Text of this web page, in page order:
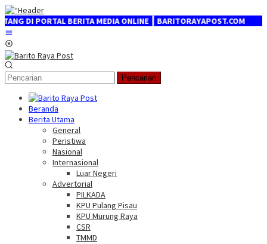
Loncat
ke
konten
PORTAL BERITA MEDIA ONLINE ┃ BARITORAYAPOST.COM
Pencarian
Beranda
Berita Utama
General
Peristiwa
Nasional
Internasional
Luar Negeri
Advertorial
PILKADA
KPU Pulang Pisau
KPU Murung Raya
CSR
TMMD